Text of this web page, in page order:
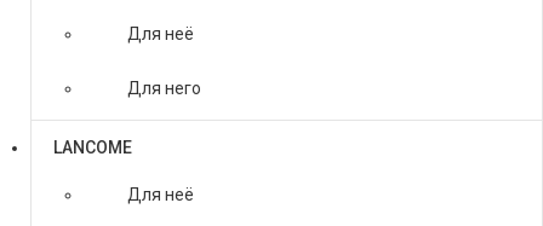
Для неё
Для него
LANCOME
Для неё